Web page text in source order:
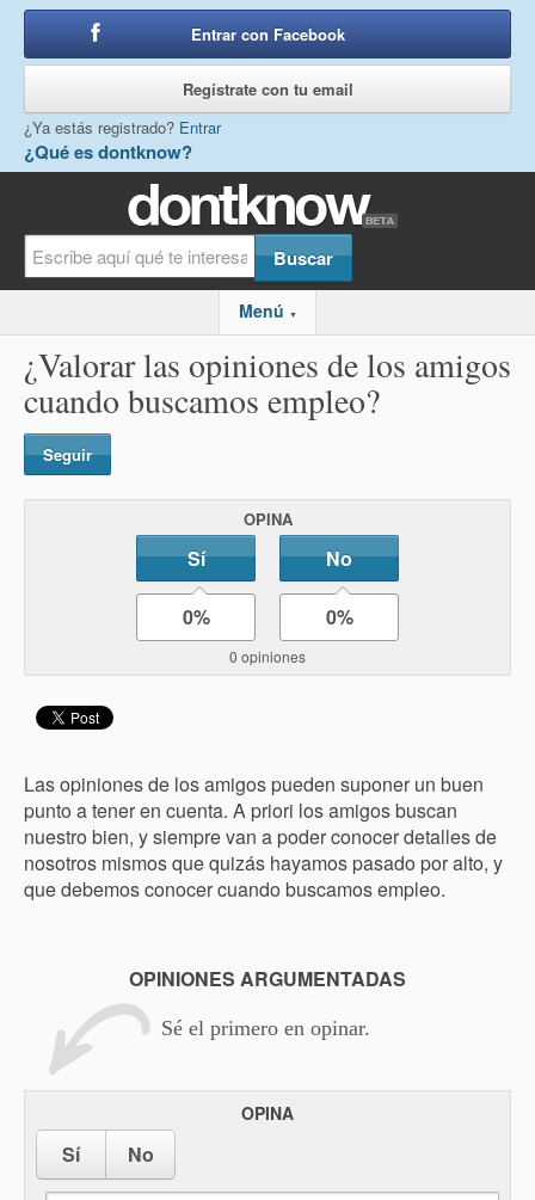
¿Qué es dontknow?
Entrar con Facebook
Regístrate con tu email
¿Ya estás registrado? Entrar
Menú ▼
¿Valorar las opiniones de los amigos
cuando buscamos empleo?
Seguir
OPINA
Sí No
0% 0%
0 opiniones
Las opiniones de los amigos pueden suponer un buen
punto a tener en cuenta. A priori los amigos buscan
nuestro bien, y siempre van a poder conocer detalles de
nosotros mismos que quizás hayamos pasado por alto, y
que debemos conocer cuando buscamos empleo.
OPINIONES ARGUMENTADAS
Sé el primero en opinar.
OPINA
Sí No